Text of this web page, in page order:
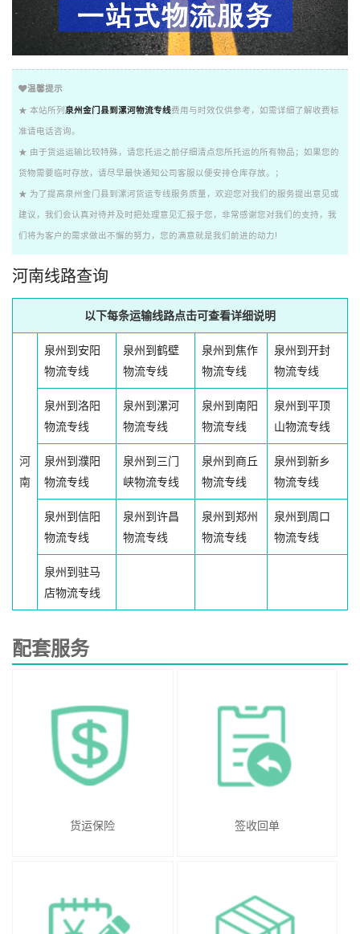
温馨提示
★ 本站所列 泉州金门县到漯河物流专线费用与时效仅供参考，如需详细了解收费标
准请电话咨询。
★ 由于货运运输比较特殊，请您托运之前仔细清点您所托运的所有物品；如果您的
货物需要临时存放，请尽早最快通知公司客服以便安排仓库存放。；
★ 为了提高泉州金门县到漯河货运专线服务质量，欢迎您对我们的服务提出意见或
建议，我们会认真对待并及时把处理意见汇报于您，非常感谢您对我们的支持，我
们将为客户的需求做出不懈的努力，您的满意就是我们前进的动力!
河南线路查询
以下每条运输线路点击可查看详细说明
河
南
泉州到安阳
物流专线
泉州到鹤壁
物流专线
泉州到焦作
物流专线
泉州到开封
物流专线
泉州到洛阳
物流专线
泉州到漯河
物流专线
泉州到南阳
物流专线
泉州到平顶
山物流专线
泉州到濮阳
物流专线
泉州到三门
峡物流专线
泉州到商丘
物流专线
泉州到新乡
物流专线
泉州到信阳
物流专线
泉州到许昌
物流专线
泉州到郑州
物流专线
泉州到周口
物流专线
泉州到驻马
店物流专线
配套服务
货运保险 签收回单